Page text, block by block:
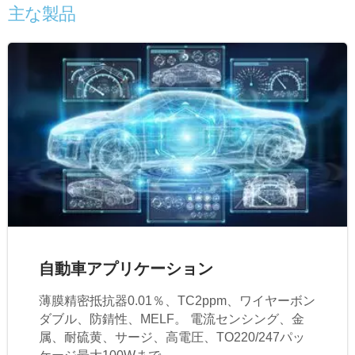
主な製品
自動車アプリケーション
薄膜精密抵抗器0.01％、TC2ppm、ワイヤーボン
ダブル、防錆性、MELF。 電流センシング、金
属、耐硫黄、サージ、高電圧、TO220/247パッ